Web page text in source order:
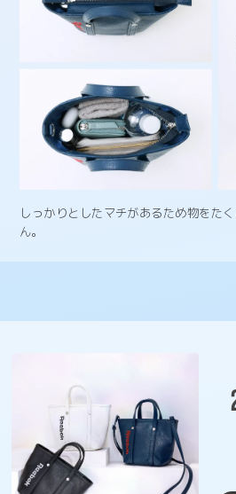
しっかりとしたマチがあるため物をた
ん。